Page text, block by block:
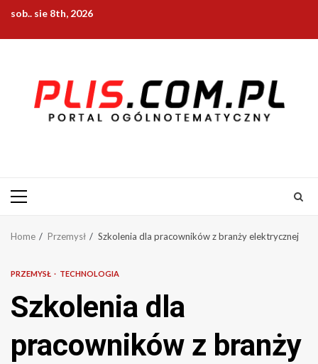
content
sob.. sie 8th, 2026
Primary
Home Przemysł Szkolenia dla pracowników z branży elektrycznej
PRZEMYSŁ TECHNOLOGIA
Szkolenia dla
pracowników z branży